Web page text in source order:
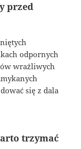
przed
odpornych
wrażliwych
się z dala
trzymać